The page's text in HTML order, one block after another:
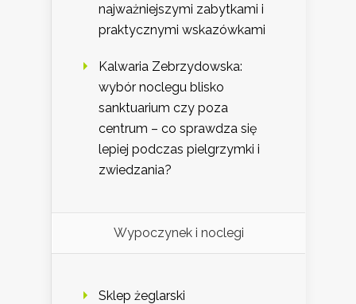
najważniejszymi zabytkami i
praktycznymi wskazówkami
Kalwaria Zebrzydowska:
wybór noclegu blisko
sanktuarium czy poza
centrum – co sprawdza się
lepiej podczas pielgrzymki i
zwiedzania?
Wypoczynek i noclegi
Sklep żeglarski